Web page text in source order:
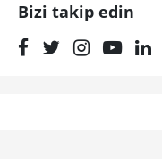
Bizi takip edin